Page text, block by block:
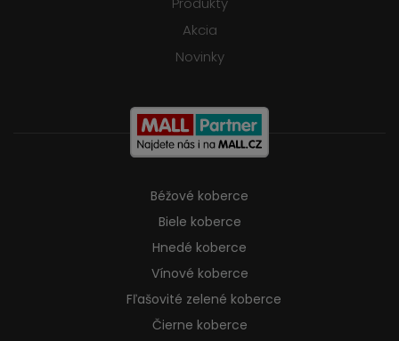
Akcia
Novinky
Béžové koberce
Biele koberce
Hnedé koberce
Vínové koberce
Fľašovité zelené koberce
Čierne koberce